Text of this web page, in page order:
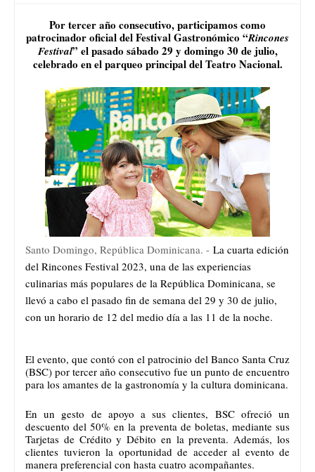
Por tercer año consecutivo, participamos como
patrocinador oficial del Festival Gastronómico “Rincones
Festival” el pasado sábado 29 y domingo 30 de julio,
celebrado en el parqueo principal del Teatro Nacional.
Santo Domingo, República Dominicana. - La cuarta edición
del Rincones Festival 2023, una de las experiencias
culinarias más populares de la República Dominicana, se
llevó a cabo el pasado fin de semana del 29 y 30 de julio,
con un horario de 12 del medio día a las 11 de la noche.
El evento, que contó con el patrocinio del Banco Santa Cruz
(BSC) por tercer año consecutivo fue un punto de encuentro
para los amantes de la gastronomía y la cultura dominicana.
En un gesto de apoyo a sus clientes, BSC ofreció un
descuento del 50% en la preventa de boletas, mediante sus
Tarjetas de Crédito y Débito en la preventa. Además, los
clientes tuvieron la oportunidad de acceder al evento de
manera preferencial con hasta cuatro acompañantes.